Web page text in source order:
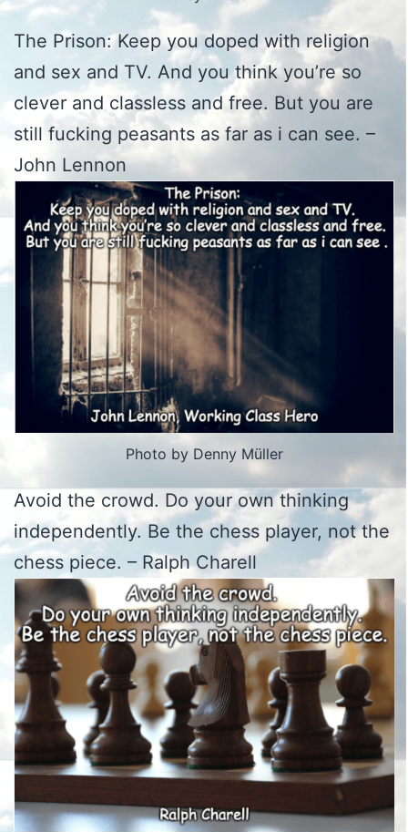
The Prison: Keep you doped with religion
and sex and TV. And you think you’re so
clever and classless and free. But you are
still fucking peasants as far as i can see. –
John Lennon
Photo by Denny Müller
Avoid the crowd. Do your own thinking
independently. Be the chess player, not the
chess piece. – Ralph Charell